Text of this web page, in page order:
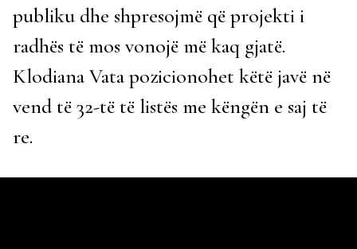
publiku dhe shpresojmë që projekti i
radhës të mos vonojë më kaq gjatë.
Klodiana Vata pozicionohet këtë javë në
vend të 32-të të listës me këngën e saj të
re.